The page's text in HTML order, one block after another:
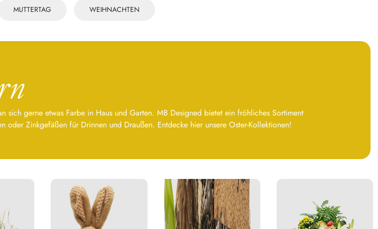
MUTTERTAG WEIHNACHTEN
sich gerne etwas Farbe in Haus und Garten. MB Designed bietet ein fröhliches Sortiment
oder Zinkgefäßen für Drinnen und Draußen. Entdecke hier unsere Oster-Kollektionen!